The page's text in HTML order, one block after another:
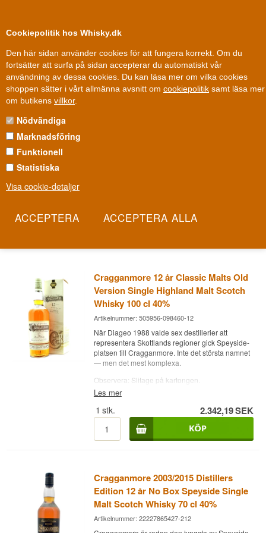
Cookiepolitik hos Whisky.dk
Den här sidan använder cookies för att fungera korrekt. Om du
fortsätter att surfa på sidan accepterar du automatiskt vår
användning av dessa cookies. Du kan läsa mer om vilka cookies
shoppen sätter i vårt allmänna avsnitt om cookiepolitik samt läsa mer
om butikens villkor.
Nödvändiga
Marknadsföring
Funktionell
Statistiska
Visa cookie-detaljer
100 % Danskägt Ägt och drivet i Danmark
Whisky»Whiskydestillerier
CRAGGANMORE WHISKY
Cragganmore grundades 1869 av John Smith, en av sin tids mest
erfarna destillatörer, som medvetet placerade anläggningen nära
flattoppade brännvinspannorna som fortfarande definierar
ursprungliga Classic Malts - en malt byggd lika mycket på
Cragganmore 12 år Classic Malts Old
Version Single Highland Malt Scotch
Whisky 100 cl 40%
Artikelnummer: 505956-098460-12
När Diageo 1988 valde sex destillerier att
representera Skottlands regioner gick Speyside-
platsen till Cragganmore. Inte det största namnet
— men det mest komplexa.
Observera: Slitage på kartongen.
Expertens beskrivning
Cragganmore 12 år Classic Malts Old Version är
en Highland Malt Scotch Whisky lagrad på ex-
bourbonfat och buteljerad på 40 % i en
Scotland i en äldre skepnad, då etiketten
fortfarande sade Highland Malt — Speyside
erkändes som egen region först långt senare.
Litermåttet är sedan länge utgånget, och
kartongen följer med även om den bär spår av
Les mer
1 stk. 2.342,19SEK
Cragganmore 2003/2015 Distillers
Edition 12 år No Box Speyside Single
Malt Scotch Whisky 70 cl 40%
Artikelnummer: 22227865427-212